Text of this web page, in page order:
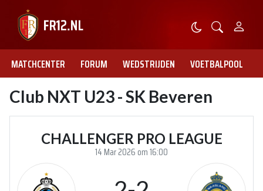
MATCHCENTER FORUM WEDSTRIJDEN VOETBALPOOL
Club NXT U23 - SK Beveren
CHALLENGER PRO LEAGUE
14 Mar 2026 om 16:00